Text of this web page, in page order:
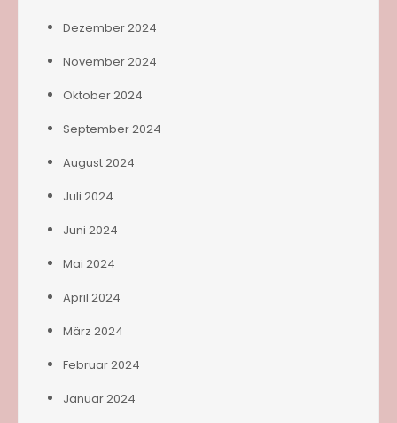
Dezember 2024
November 2024
Oktober 2024
September 2024
August 2024
Juli 2024
Juni 2024
Mai 2024
April 2024
März 2024
Februar 2024
Januar 2024